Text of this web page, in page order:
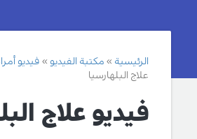
الرئيسية مكتبة الفيديو
فيديو
علاج البلهارسيا
فيديو علاج